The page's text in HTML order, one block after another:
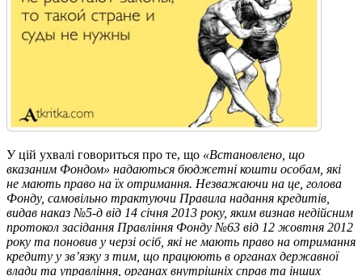
У цій ухвалі говориться про те, що «Встановлено, що
вказаним Фондом» надаються бюджетні кошти особам, які
не мають право на їх отримання. Незважаючи на це, голова
Фонду, самовільно трактуючи Правила надання кредитів,
видав наказ №5-д від 14 січня 2013 року, яким визнав недійсним
протокол засідання Правління Фонду №63 від 12 жовтня 2012
року та поновив у черзі осіб, які не мають право на отримання
кредиту у зв’язку з тим, що працюють в органах державної
влади та управління, органах внутрішніх справ та інших